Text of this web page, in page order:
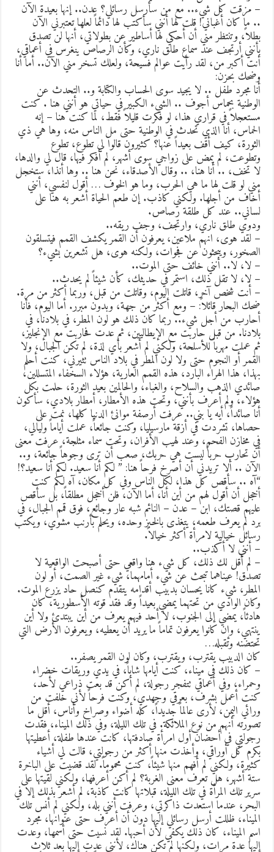
مزقت كل شيء.. مع من سأرسل رسائلي؟ عدن.. إنها بعيدة الآن
ما كان أغباني! قلت لها أنني سأكتب لها دائماً لعلها تعتبرني الآن
وتنتظر مني أن أحكي لها أساطير عن بطولاتي، أنها لن تصدق
أرتجف عند سماع طلق ناري، وكأن الرصاص ينغرس في أعماقي،
أكبر من، لقد رأيت عوالم فسيحة، ولعلك تسخر مني الآن.. أما أنا
بحزن:
مجرد طفل .. لا يجيد سوى الحساب والكتابة و.. التحدث عن
بحماس أجوف .. الشيء الكبير في حياتي هو أنني هنا . كنت
في قراري هذا، لو فكرت قليلاً فقط، لما كنت هنا – إنه
أنا الذي تحدث في الوطنية حتى مل الناس منه، وها هي ذي
كيف أقف بعيداً عنها؟ كثيرون قالوا لي تطوع، تطوع
لم يمض على زواجي سوى أشهر، لم أفكر فيها، قال لي والدها،
تخف، .. أنا هنا، .. وقال الأصدقاء، نحن هنا .. وها أنذا، ستخجل
لو قلت لها ما هي الحرب، وما هو الخوف … أقول لنفسي، أنني
من أجلها. ولكني كاذب. إن طعم الحياة أشعر به هنا على
عند كل طلقة رصاص.
طلق ناري، وارتجف، وجف ريقه..
لقد هوى، انهم ملاعين، يعرفون أن القمر يكشف القمم فيتسلقون
ويبحثون عن فجوات، ولكنه هوى، هل تشعرين بشيء؟
لا، لا.. أنني خائف حتى الموت..
لا، لا تقل ذلك، استمر في حديثك، كأن شيئاً لم يحدث..
أنت شخص آخر، قاتلت اليوم، وقاتلت من قبل، وربما أكثر من مرة.
البحار قائلاً: – ومع أكثر من جهة، وبدون مبرر. أما اليوم، فأنا
من أجل شيء.. ربما كان ذلك هو لون المطر، في بلادنا، في
من قبل حاربت مع الإيطاليين، ثم عدت فحاربت مع الإنجليز،
عملت مهرباً للأسلحة، ولكني لم أشعر بأي لذة، لم تكن الجبال، ولا
أو النجوم حتى ولا لون المطر في بلاد الناس تثيرني، كنت أحلم
هذا الهراء البارد، هذه القمم العارية، هؤلاء السخفاء المتسللين،
الذهب والسلاح، والغباء، والحالمين بعيد الثورة، حلمت بكل
ولم أعرف بأنني، وتحت هذه الأمطار، أمطار بلادي، سأكون
صائداً، أيه يا بني.. عرفت أرصفة موانئ الدنيا كلها، نمت على
تشردت في أزقة مارسيليا، وكنت جائعاً، عملت أياماً وليالي،
مخازن الفحم، وعند لهيب الأفران، وتحت سماء مثلجة، عرفت معنى
تحارب حرباً ليست هي حربك، صعب أن ترى وجوهاً جائعة، و..
.. ألا تريدني أن أصرخ فرحاً هنا: ” لكم أنا سعيد. لكم أنا سعيد؟!
.. سأقص كل هذا، لكل الناس وفي كل مكان، آه لكم كنت
أن أقول لهم من أين أنا، أما الآن، فلن أخجل مطلقاً، بل سأقص
قصتك، ابن – عدن – النائم شبه عار وجائع، فوق قمم الجبال، في
لم يعرف طعمه، يتغذى بالخبز وحده، ويحلم بأرنب مشوي، ويكتب
خيالية لامرأة أكثر خيالاً.
أنني لا أكذب..
لم أقل لك ذلك، كل شيء هنا واقعي حتى أصبحت الواقعية لا
عيناهما تبحث عن شيء أمامهما، شيء غير الصمت، أو لون
شيء كانا يحسان بدبيب أقدامه يتقدم كنصل حاد يزرع الموت.
الوادي من تحتهما يمضي بعيداً وقد فقد قوته الأسطورية، كان
يمضي إلى الجنوب، لا أحد فيهم يعرف من أين يبتدئ ولا أين
وإن كانوا يعرفون تماماً ما يريد أن يعطيه، ويعرفون الأرض التي
وتقبله…
الدبيب يقترب، ويقترب، وكان لون القمر يصفر..
كان ذلك في ميناء، كنت أيامها شاباً، في يدي وريقات خضراء
وفي أعماقي تتفجر رجولة، لم أكن قد بعت ذراعي لأحد،
أعمل بشرف، بعرقي وجهدي، وكنت فرحاً لأني خلفت من
اليمن، لأرى عالماً جديداً، كله أضواء وصراخ وأناس، أقل ما
أنهم من نوع الملائكة. في تلك الليلة، وفي ذلك الميناء، فقدت
في أحضان أول امرأة صادفتها، كانت عندها طفلة، أعطيتها
كل أوراقي، وأخذت منها أكثر من رجولتي، قالت لي أشياء
ولكني لم أفهم منها شيئاً، كنت محموماً. لقد قضيت على الباخرة
أشهر، هل تعرف معنى الغربة؟ لم أكن أعرفها، ولكني لقيتها على
تلك المرأة في تلك الليلة، قبلاتها كانت كاذبة، لم أشعر بذلك إلا في
عندما استعدت ذاكرتي، وعرفت أنني بله، ولكني لم أنس تلك
ظللت أرسل رسائلي إليها دون أن أعرف حتى عنوانها، مجرد
الميناء، كان ذلك يكفي لأن أحبها. لقد نسيت حتى أسمها، وعدت
عدة مرات، ولكنها لم تكن هناك، لأنني عدت إليها بعد ثلاث